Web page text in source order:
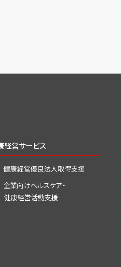
経営サービス
健康経営優良法人取得支援
企業向けヘルスケア・
健康経営活動支援